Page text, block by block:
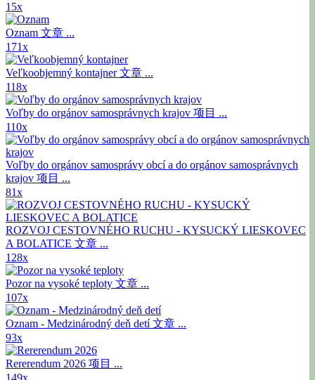
15x
Oznam 文章 ...
171x
Veľkoobjemný kontajner文章 ...
118x
Voľby do orgánov samosprávnych krajov 项目 ...
110x
Voľby do orgánov samosprávy obcí a do orgánov samosprávnych
krajov 项目 ...
81x
ROZVOJ CESTOVNÉHO RUCHU - KYSUCKÝ LIESKOVEC
A BOLATICE 文章 ...
128x
Pozor na vysoké teploty 文章 ...
107x
Oznam - Medzinárodný deň detí文章 ...
93x
Rererendum 2026 项目 ...